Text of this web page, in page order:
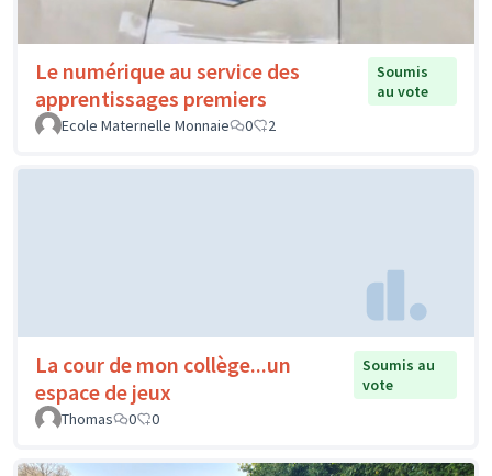
Le numérique au service des
apprentissages premiers
Soumis
au vote
Ecole Maternelle Monnaie
0 2
La cour de mon collège...un
espace de jeux
Soumis au
vote
Thomas
0 0